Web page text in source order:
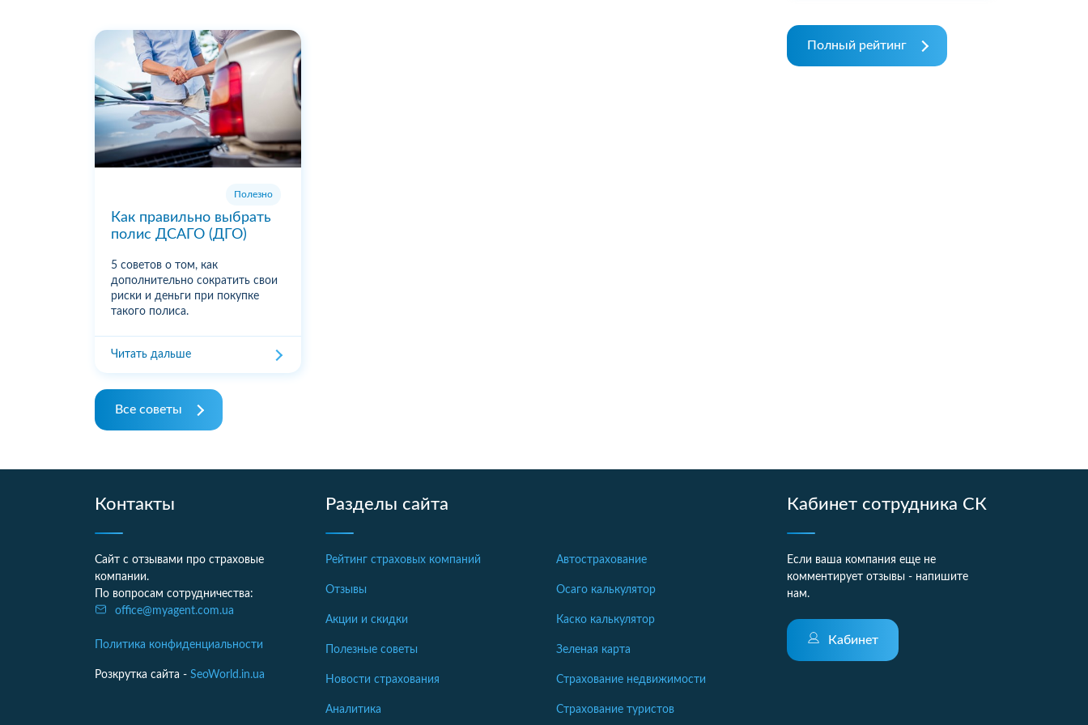
Полезно
Как правильно выбрать
полис ДСАГО (ДГО)
5 советов о том, как
дополнительно сократить свои
риски и деньги при покупке
такого полиса.
Читать дальше
Все советы
Полный рейтинг
Контакты
Сайт с отзывами про страховые
компании.
По вопросам сотрудничества:
office@myagent.com.ua
Политика конфиденциальности
Розкрутка сайта - SeoWorld.in.ua
Разделы сайта
Рейтинг страховых компаний
Отзывы
Акции и скидки
Полезные советы
Новости страхования
Аналитика
Автострахование
Осаго калькулятор
Каско калькулятор
Зеленая карта
Страхование недвижимости
Страхование туристов
Кабинет сотрудника СК
Если ваша компания еще не
комментирует отзывы - напишите
нам.
Кабинет